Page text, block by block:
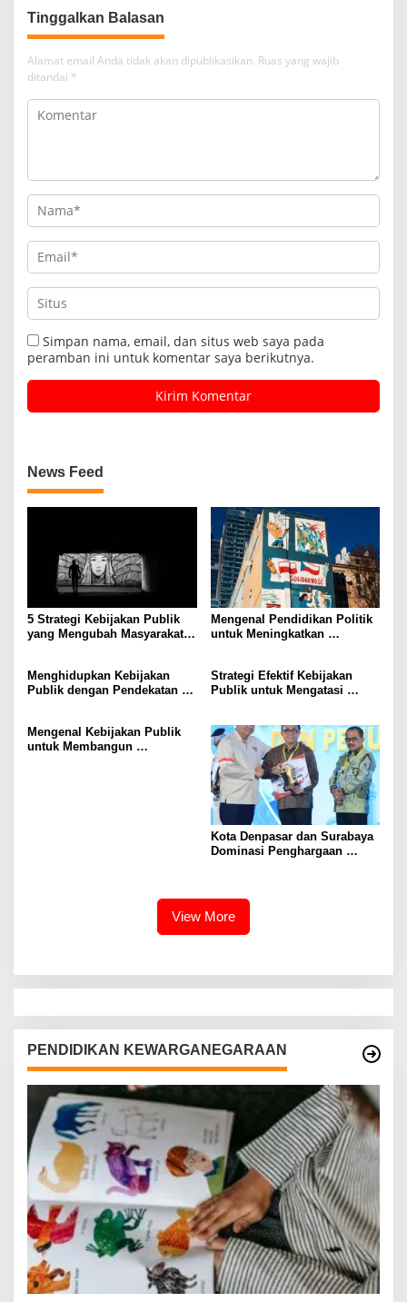
Alamat email Anda tidak akan dipublikasikan. Ruas yang wajib
ditandai *
Simpan nama, email, dan situs web saya pada
peramban ini untuk komentar saya berikutnya.
News Feed
5 Strategi Kebijakan Publik
yang Mengubah Masyarakat
Mengenal Pendidikan Politik
untuk Meningkatkan
Menghidupkan Kebijakan
Publik dengan Pendekatan
Strategi Efektif Kebijakan
Publik untuk Mengatasi
Mengenal Kebijakan Publik
untuk Membangun
Kota Denpasar dan Surabaya
Dominasi Penghargaan
View More
PENDIDIKAN KEWARGANEGARAAN